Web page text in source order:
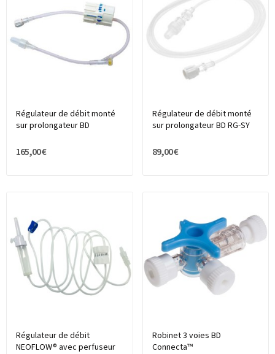
Régulateur de débit monté
sur prolongateur BD
165,00 €
Régulateur de débit monté
sur prolongateur BD RG-SY
89,00 €
Régulateur de débit
NEOFLOW® avec perfuseur
Robinet 3 voies BD
Connecta™